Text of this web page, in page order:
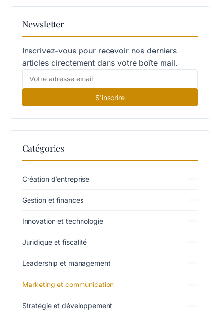
Newsletter
Inscrivez-vous pour recevoir nos derniers
articles directement dans votre boîte mail.
S'inscrire
Catégories
Création d’entreprise
Gestion et finances
Innovation et technologie
Juridique et fiscalité
Leadership et management
Marketing et communication
Stratégie et développement